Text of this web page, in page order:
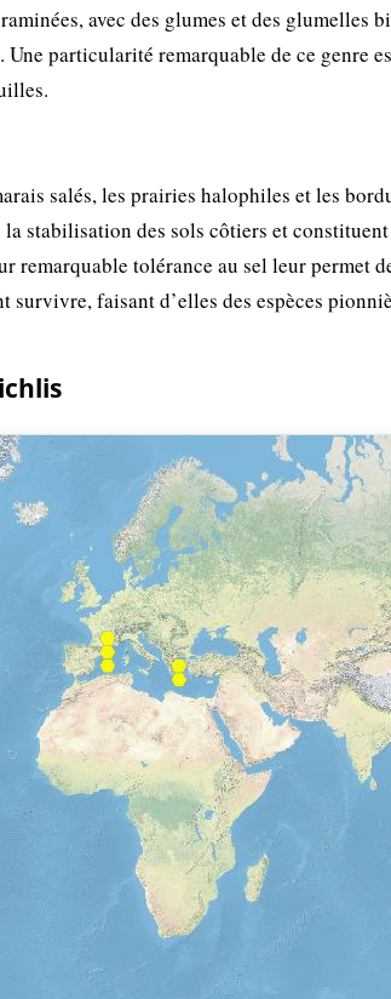
avec des glumes et des glumelles
particularité remarquable de ce genre
salés, les prairies halophiles et les
stabilisation des sols côtiers et
remarquable tolérance au sel leur permet
faisant d’elles des espèces